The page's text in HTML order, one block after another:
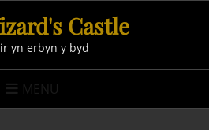
Castle
yn erbyn y byd
MENU